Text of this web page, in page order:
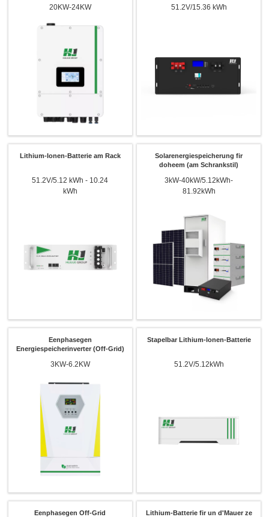
20KW-24KW 51.2V/15.36 kWh
Lithium-Ionen-Batterie am Rack
51.2V/5.12 kWh - 10.24
kWh
Solarenergiespeicherung fir
doheem (am Schrankstil)
3kW-40kW/5.12kWh-
81.92kWh
Eenphasegen
Energiespeicherinverter (Off-Grid)
3KW-6.2KW
Stapelbar Lithium-Ionen-Batterie
51.2V/5.12kWh
Eenphasegen Off-Grid
Lithium-Batterie fir un d'Mauer ze